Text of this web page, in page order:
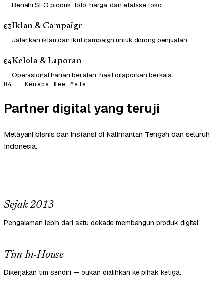
Benahi SEO produk, foto, harga, dan etalase toko.
03Iklan & Campaign
Jalankan iklan dan ikut campaign untuk dorong penjualan.
04Kelola & Laporan
Operasional harian berjalan, hasil dilaporkan berkala.
04 — Kenapa Bee Mata
Partner digital yang teruji
Melayani bisnis dan instansi di Kalimantan Tengah dan seluruh
Indonesia.
Sejak 2013
Pengalaman lebih dari satu dekade membangun produk digital.
Tim In-House
Dikerjakan tim sendiri — bukan dialihkan ke pihak ketiga.